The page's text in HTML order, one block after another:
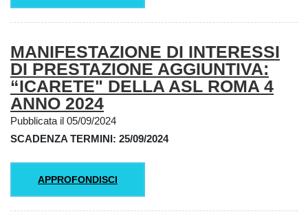
MANIFESTAZIONE DI INTERESSI
DI PRESTAZIONE AGGIUNTIVA:
“ICARETE" DELLA ASL ROMA 4
ANNO 2024
Pubblicata il 05/09/2024
SCADENZA TERMINI: 25/09/2024
APPROFONDISCI